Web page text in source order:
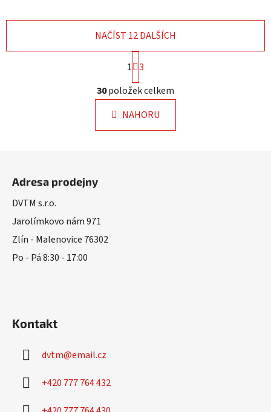
O
v
l
á
d
NAČÍST 12 DALŠÍCH
S
t
r
á
n
k
1 3
30položek celkem
NAHORU
Adresa prodejny
DVTM s.r.o.
Jarolímkovo nám 971
Zlín - Malenovice 76302
Po - Pá 8:30 - 17:00
Kontakt
dvtm@email.cz
+420 777 764 432